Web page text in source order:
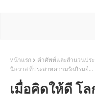
หน้าแรก คำศัพท์และสำนวนปร
นิษวาส ที่ประสาทความรักภิรมย์...
เมื่อคิดให้ดี โ